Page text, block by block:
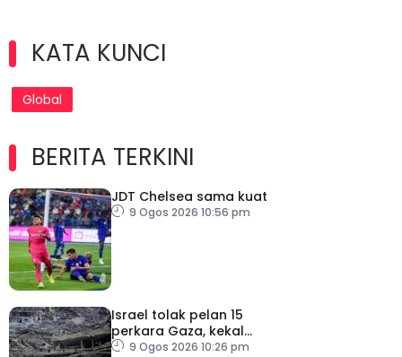
KATA KUNCI
Global
BERITA TERKINI
JDT Chelsea sama kuat
9 Ogos 2026 10:56 pm
Israel tolak pelan 15
perkara Gaza, kekal
desak Hamas lucut
9 Ogos 2026 10:26 pm